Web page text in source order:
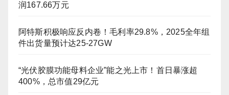
润167.66万元
阿特斯积极响应反内卷！毛利率29.8%，2025全年组
件出货量预计达25-27GW
“光伏胶膜功能母料企业”能之光上市！首日暴涨超
400%，总市值29亿元